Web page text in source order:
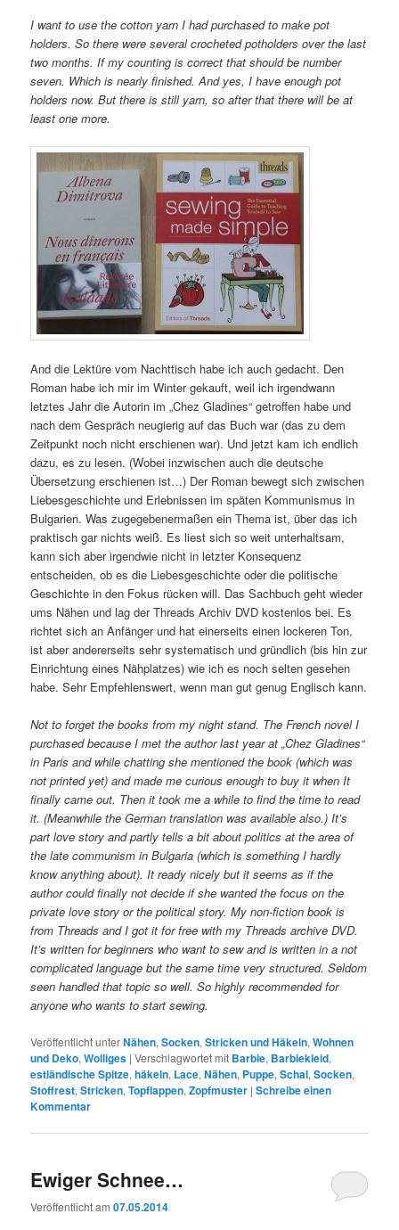
I want to use the cotton yarn I had purchased to make pot
holders. So there were several crocheted potholders over the last
two months. If my counting is correct that should be number
seven. Which is nearly finished. And yes, I have enough pot
holders now. But there is still yarn, so after that there will be at
least one more.
And die Lektüre vom Nachttisch habe ich auch gedacht. Den
Roman habe ich mir im Winter gekauft, weil ich irgendwann
letztes Jahr die Autorin im „Chez Gladines“ getroffen habe und
nach dem Gespräch neugierig auf das Buch war (das zu dem
Zeitpunkt noch nicht erschienen war). Und jetzt kam ich endlich
dazu, es zu lesen. (Wobei inzwischen auch die deutsche
Übersetzung erschienen ist…) Der Roman bewegt sich zwischen
Liebesgeschichte und Erlebnissen im späten Kommunismus in
Bulgarien. Was zugegebenermaßen ein Thema ist, über das ich
praktisch gar nichts weiß. Es liest sich so weit unterhaltsam,
kann sich aber irgendwie nicht in letzter Konsequenz
entscheiden, ob es die Liebesgeschichte oder die politische
Geschichte in den Fokus rücken will. Das Sachbuch geht wieder
ums Nähen und lag der Threads Archiv DVD kostenlos bei. Es
richtet sich an Anfänger und hat einerseits einen lockeren Ton,
ist aber andererseits sehr systematisch und gründlich (bis hin zur
Einrichtung eines Nähplatzes) wie ich es noch selten gesehen
habe. Sehr Empfehlenswert, wenn man gut genug Englisch kann.
Not to forget the books from my night stand. The French novel I
purchased because I met the author last year at „Chez Gladines“
in Paris and while chatting she mentioned the book (which was
not printed yet) and made me curious enough to buy it when It
finally came out. Then it took me a while to find the time to read
it. (Meanwhile the German translation was available also.) It’s
part love story and partly tells a bit about politics at the area of
the late communism in Bulgaria (which is something I hardly
know anything about). It ready nicely but it seems as if the
author could finally not decide if she wanted the focus on the
private love story or the political story. My non-fiction book is
from Threads and I got it for free with my Threads archive DVD.
It’s written for beginners who want to sew and is written in a not
complicated language but the same time very structured. Seldom
seen handled that topic so well. So highly recommended for
anyone who wants to start sewing.
Veröffentlicht unterNähen,Socken,Stricken und Häkeln,Wohnen
und Deko,Wolliges |Verschlagwortet mit Barbie, Barbiekleid,
estländische Spitze,häkeln, Lace,Nähen, Puppe,Schal,Socken,
Stoffrest,Stricken,Topflappen,Zopfmuster |Schreibe einen
Kommentar
Ewiger Schnee…
Veröffentlicht am07.05.2014